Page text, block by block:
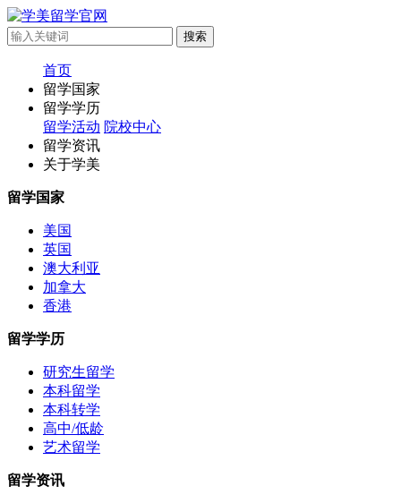
首页
留学国家
留学学历
留学活动 院校中心
留学资讯
关于学美
留学国家
美国
英国
澳大利亚
加拿大
香港
留学学历
研究生留学
本科留学
本科转学
高中/低龄
艺术留学
留学资讯